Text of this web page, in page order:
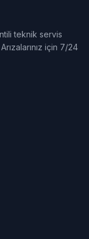
teknik servis
için 7/24